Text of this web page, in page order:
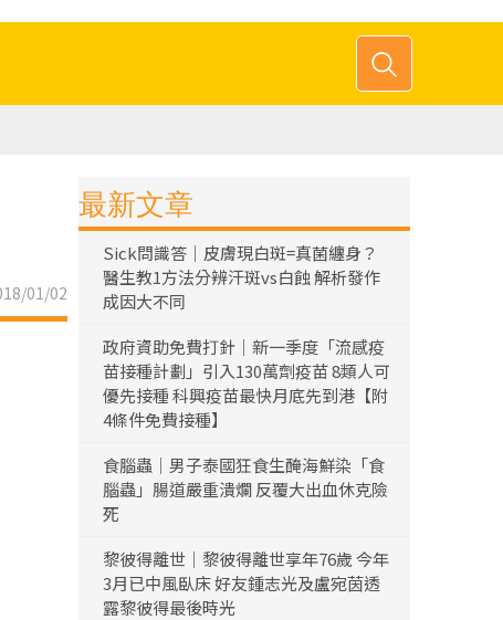
01/02
最新文章
Sick問識答｜皮膚現白斑=真菌纏身？
醫生教1方法分辨汗斑vs白蝕 解析發作
成因大不同
政府資助免費打針｜新一季度「流感疫
苗接種計劃」引入130萬劑疫苗 8類人可
優先接種 科興疫苗最快月底先到港【附
4條件免費接種】
食腦蟲｜男子泰國狂食生醃海鮮染「食
腦蟲」腸道嚴重潰爛 反覆大出血休克險
死
黎彼得離世｜黎彼得離世享年76歲 今年
3月已中風臥床 好友鍾志光及盧宛茵透
露黎彼得最後時光